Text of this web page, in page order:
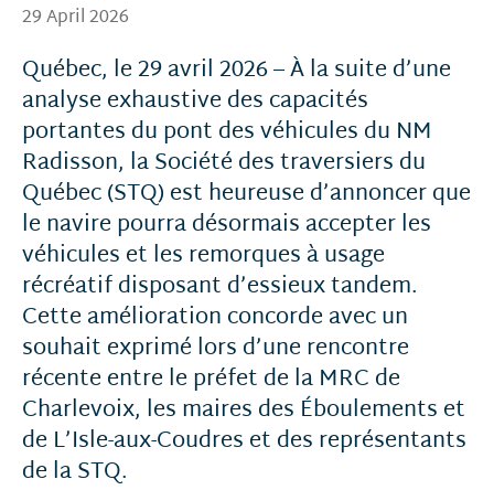
29 April 2026
Québec, le 29 avril 2026 – À la suite d’une
analyse exhaustive des capacités
portantes du pont des véhicules du NM
Radisson, la Société des traversiers du
Québec (STQ) est heureuse d’annoncer que
le navire pourra désormais accepter les
véhicules et les remorques à usage
récréatif disposant d’essieux tandem.
Cette amélioration concorde avec un
souhait exprimé lors d’une rencontre
récente entre le préfet de la MRC de
Charlevoix, les maires des Éboulements et
de L’Isle-aux-Coudres et des représentants
de la STQ.